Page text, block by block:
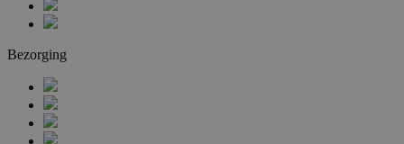
Bezorging